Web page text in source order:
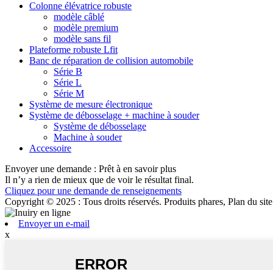
Colonne élévatrice robuste
modèle câblé
modèle premium
modèle sans fil
Plateforme robuste Lfit
Banc de réparation de collision automobile
Série B
Série L
Série M
Système de mesure électronique
Système de débosselage + machine à souder
Système de débosselage
Machine à souder
Accessoire
Envoyer une demande : Prêt à en savoir plus
Il n’y a rien de mieux que de voir le résultat final.
Cliquez pour une demande de renseignements
Copyright © 2025 : Tous droits réservés. Produits phares, Plan du site
Envoyer un e-mail
x